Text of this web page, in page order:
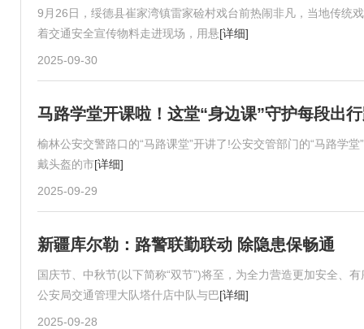
9月26日，绥德县崔家湾镇雷家硷村戏台前热闹非凡，当地传统
着交通安全宣传物料走进现场，用悬[详细]
2025-09-30
马路学堂开课啦！这堂“身边课”守护每段出
榆林公安交警路口的“马路课堂”开讲了!公安交管部门的“马路
戴头盔的市[详细]
2025-09-29
新疆库尔勒：路警联勤联动 除隐患保畅通
国庆节、中秋节(以下简称“双节”)将至，为全力营造更加安全、
公安局交通管理大队塔什店中队与巴[详细]
2025-09-28